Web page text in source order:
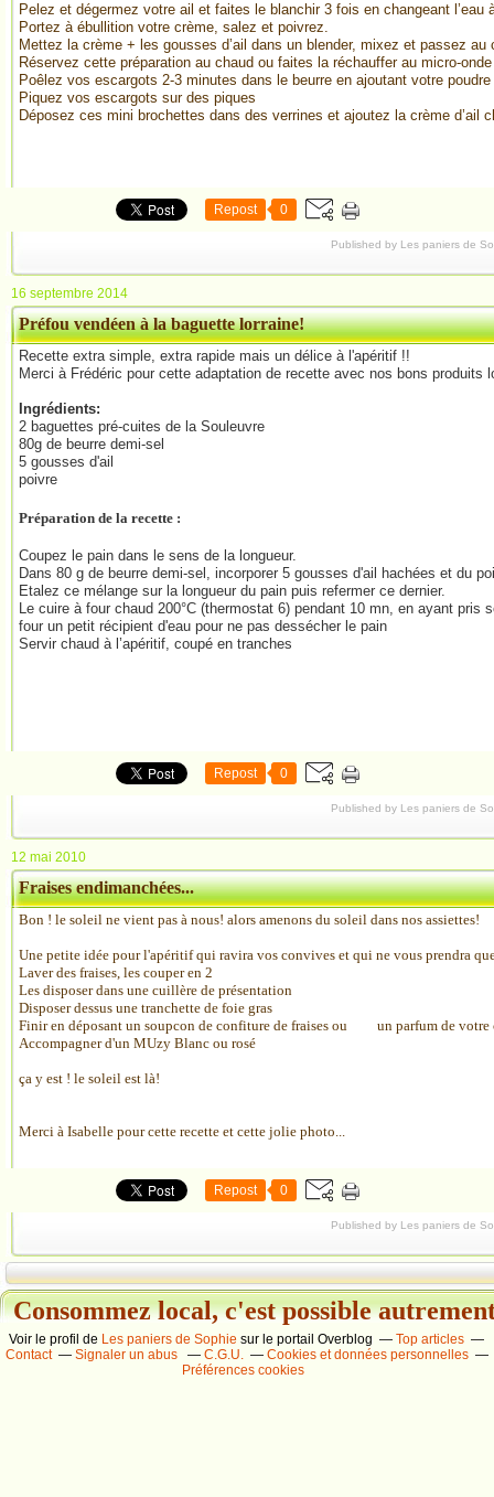
Pelez et dégermez votre ail et faites le blanchir 3 fois en changeant l’eau
Portez à ébullition votre crème, salez et poivrez.
Mettez la crème + les gousses d’ail dans un blender, mixez et passez au
Réservez cette préparation au chaud ou faites la réchauffer au micro-
Poêlez vos escargots 2-3 minutes dans le beurre en ajoutant votre
Piquez vos escargots sur des piques
Déposez ces mini brochettes dans des verrines et ajoutez la crème d’ail
Repost 0
Published by Les paniers de
16 septembre 2014
Préfou vendéen à la baguette lorraine!
Recette extra simple, extra rapide mais un délice à l'apéritif !!
Merci à Frédéric pour cette adaptation de recette avec nos bons produits
Ingrédients:
2 baguettes pré-cuites de la Souleuvre
80g de beurre demi-sel
5 gousses d'ail
poivre
Préparation de la recette :
Coupez le pain dans le sens de la longueur.
Dans 80 g de beurre demi-sel, incorporer 5 gousses d'ail hachées et du
Etalez ce mélange sur la longueur du pain puis refermer ce dernier.
Le cuire à four chaud 200°C (thermostat 6) pendant 10 mn, en ayant pris
four un petit récipient d'eau pour ne pas dessécher le pain
Servir chaud à l’apéritif, coupé en tranches
Repost 0
Published by Les paniers de
12 mai 2010
Fraises endimanchées...
Bon ! le soleil ne vient pas à nous! alors amenons du soleil dans nos assiettes!
Une petite idée pour l'apéritif qui ravira vos convives et qui ne vous prendra
Laver des fraises, les couper en 2
Les disposer dans une cuillère de présentation
Disposer dessus une tranchette de foie gras
Finir en déposant un soupcon de confiture de fraises ou un parfum de votre
Accompagner d'un MUzy Blanc ou rosé
ça y est ! le soleil est là!
Merci à Isabelle pour cette recette et cette jolie photo...
Repost 0
Published by Les paniers de
Consommez local, c'est possible
Voir le profil de Les paniers de Sophie sur le portail Overblog
Top articles
Contact
Signaler un abus C.G.U.
Cookies et données personnelles
Préférences cookies